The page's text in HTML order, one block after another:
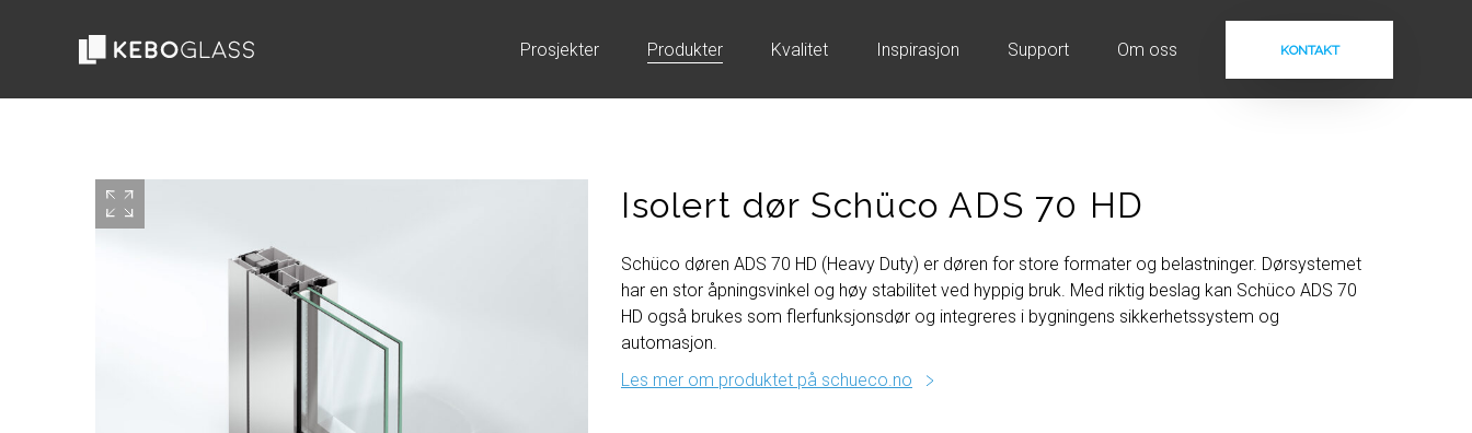
Prosjekter Produkter Kvalitet Inspirasjon Support Om oss KONTAKT
Isolert dør Schüco ADS 70 HD
Schüco døren ADS 70 HD (Heavy Duty) er døren for store formater og belastninger. Dørsystemet
har en stor åpningsvinkel og høy stabilitet ved hyppig bruk. Med riktig beslag kan Schüco ADS 70
HD også brukes som flerfunksjonsdør og integreres i bygningens sikkerhetssystem og
automasjon.
Les mer om produktet på schueco.no